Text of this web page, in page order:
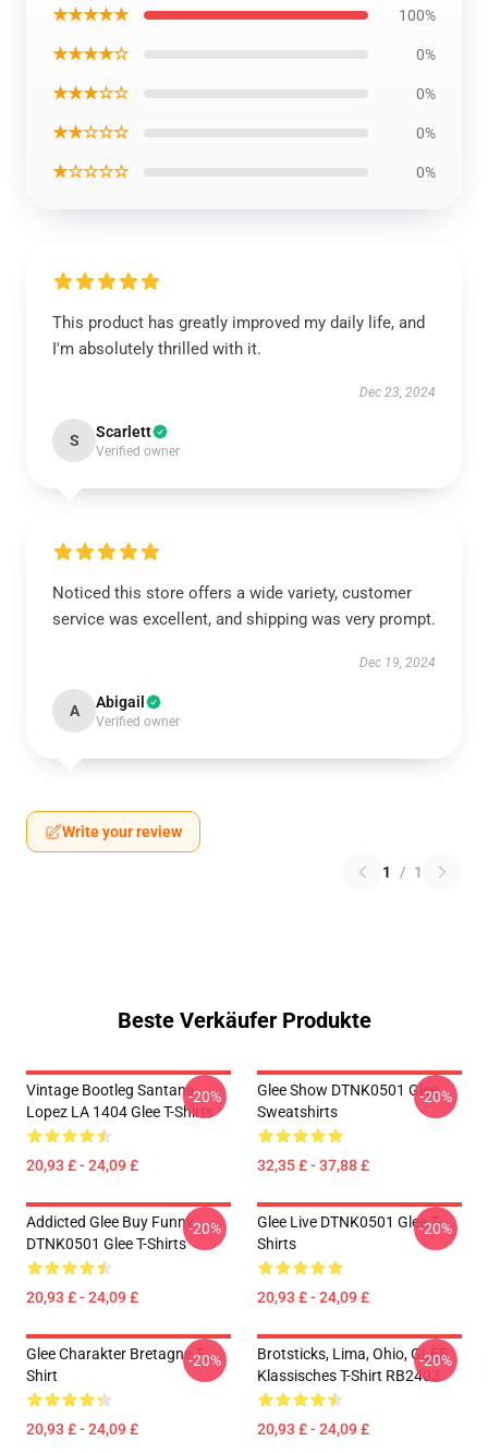
★★★★★ 100%
★★★★☆ 0%
★★★☆☆ 0%
★★☆☆☆ 0%
★☆☆☆☆ 0%
This product has greatly improved my daily life, and
I'm absolutely thrilled with it.
Dec 23, 2024
S Scarlett
Verified owner
Noticed this store offers a wide variety, customer
service was excellent, and shipping was very prompt.
Dec 19, 2024
A Abigail
Verified owner
Write your review
1 / 1
Beste Verkäufer Produkte
Vintage Bootleg Santana
Lopez LA 1404 Glee T-Shirts
20,93 £ - 24,09 £
-20%
Glee Show DTNK0501 Glee
Sweatshirts
32,35 £ - 37,88 £
-20%
Addicted Glee Buy Funny
DTNK0501 Glee T-Shirts
20,93 £ - 24,09 £
-20%
Glee Live DTNK0501 Glee T-
Shirts
20,93 £ - 24,09 £
-20%
Glee Charakter Bretagne T-
Shirt
20,93 £ - 24,09 £
-20%
Brotsticks, Lima, Ohio, GLEE
Klassisches T-Shirt RB2403
20,93 £ - 24,09 £
-20%